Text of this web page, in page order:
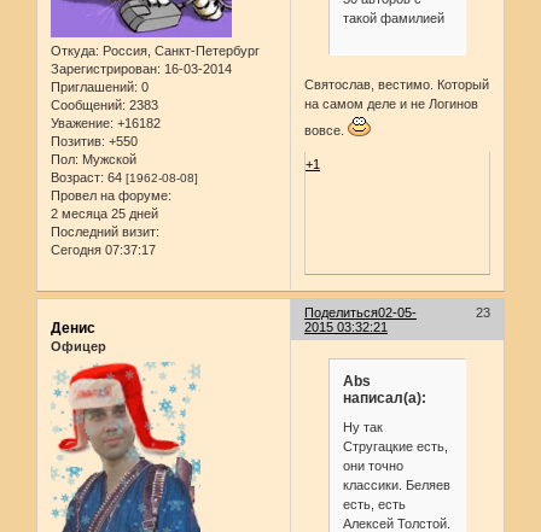
Откуда: Россия, Санкт-Петербург
Зарегистрирован: 16-03-2014
Приглашений: 0
Сообщений: 2383
Уважение: +16182
Позитив: +550
Пол: Мужской
Возраст: 64 [1962-08-08]
Провел на форуме:
2 месяца 25 дней
Последний визит:
Сегодня 07:37:17
такой фамилией
Святослав, вестимо. Который
на самом деле и не Логинов
вовсе.
+1
Поделиться 23
02-05-
2015 03:32:21
Денис
Офицер
Abs
написал(а):
Ну так
Стругацкие есть,
они точно
классики. Беляев
есть, есть
Алексей Толстой.